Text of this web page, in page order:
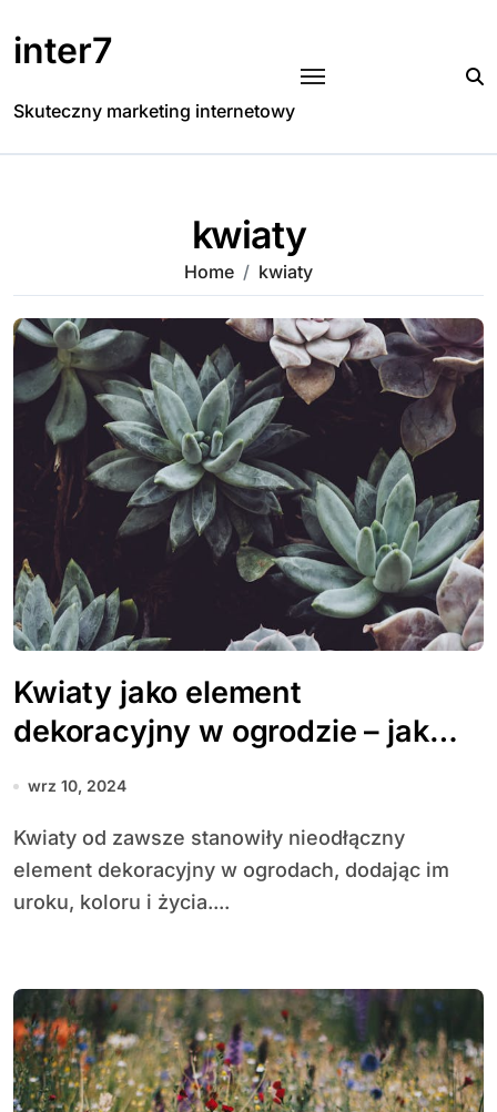
to
content
inter7
Skuteczny marketing internetowy
kwiaty
Home kwiaty
Kwiaty jako element
dekoracyjny w ogrodzie – jak
dobierać kolory i gatunki?
wrz 10, 2024
Kwiaty od zawsze stanowiły nieodłączny
element dekoracyjny w ogrodach, dodając im
uroku, koloru i życia....